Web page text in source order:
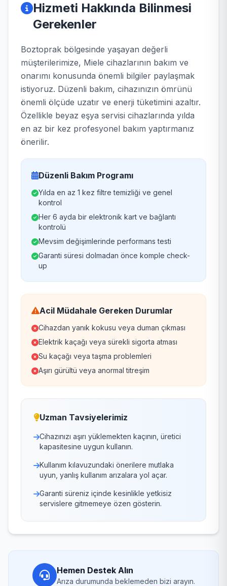
Hizmeti Hakkında Bilinmesi
Gerekenler
Boztoprak bölgesinde yaşayan değerli
müşterilerimize, Miele cihazlarının bakım ve
onarımı konusunda önemli bilgiler paylaşmak
istiyoruz. Düzenli bakım, cihazınızın ömrünü
önemli ölçüde uzatır ve enerji tüketimini azaltır.
Özellikle beyaz eşya servisi cihazlarında yılda
en az bir kez profesyonel bakım yaptırmanız
önerilir.
Düzenli Bakım Programı
Yılda en az 1 kez filtre temizliği ve genel
kontrol
Her 6 ayda bir elektronik kart ve bağlantı
kontrolü
Mevsim değişimlerinde performans testi
Garanti süresi dolmadan önce komple check-
up
Acil Müdahale Gereken Durumlar
Cihazdan yanık kokusu veya duman çıkması
Elektrik kaçağı veya sürekli sigorta atması
Su kaçağı veya taşma problemleri
Aşırı gürültü veya anormal titreşim
Uzman Tavsiyelerimiz
Cihazınızı aşırı yüklemekten kaçının, üretici
kapasitesine uygun kullanın.
Kullanım kılavuzundaki önerilere mutlaka
uyun, yanlış kullanım arızalara yol açar.
Garanti süreniz içinde kesinlikle yetkisiz
servislere gitmemeye özen gösterin.
Hemen Destek Alın
Arıza durumunda beklemeden bizi arayın.